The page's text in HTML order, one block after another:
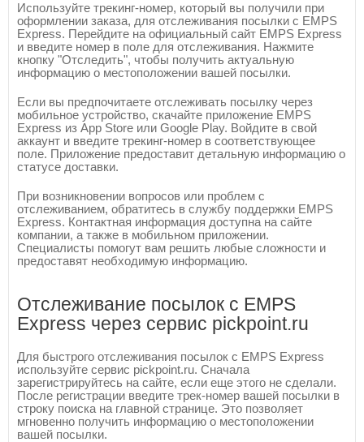
Используйте трекинг-номер, который вы получили при
оформлении заказа, для отслеживания посылки с EMPS
Express. Перейдите на официальный сайт EMPS Express
и введите номер в поле для отслеживания. Нажмите
кнопку "Отследить", чтобы получить актуальную
информацию о местоположении вашей посылки.
Если вы предпочитаете отслеживать посылку через
мобильное устройство, скачайте приложение EMPS
Express из App Store или Google Play. Войдите в свой
аккаунт и введите трекинг-номер в соответствующее
поле. Приложение предоставит детальную информацию о
статусе доставки.
При возникновении вопросов или проблем с
отслеживанием, обратитесь в службу поддержки EMPS
Express. Контактная информация доступна на сайте
компании, а также в мобильном приложении.
Специалисты помогут вам решить любые сложности и
предоставят необходимую информацию.
Отслеживание посылок с EMPS
Express через сервис pickpoint.ru
Для быстрого отслеживания посылок с EMPS Express
используйте сервис pickpoint.ru. Сначала
зарегистрируйтесь на сайте, если еще этого не сделали.
После регистрации введите трек-номер вашей посылки в
строку поиска на главной странице. Это позволяет
мгновенно получить информацию о местоположении
вашей посылки.